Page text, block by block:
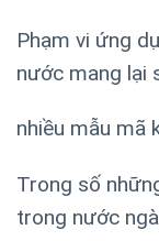
Phạm vi ứng
nước mang lại
nhiều mẫu mã
Trong số
trong nước